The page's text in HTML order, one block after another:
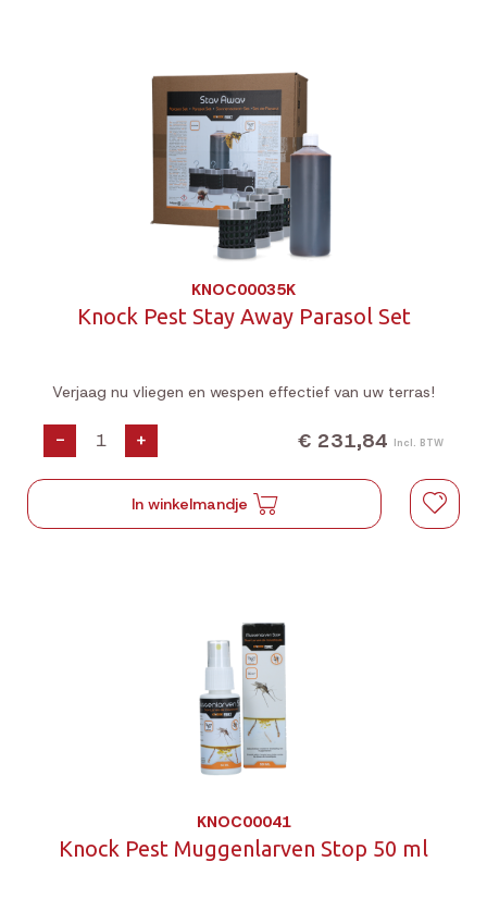
KNOC00035K
Knock Pest Stay Away Parasol Set
Verjaag nu vliegen en wespen effectief van uw terras!
- + € 231,84 Incl. BTW
In winkelmandje
KNOC00041
Knock Pest Muggenlarven Stop 50 ml